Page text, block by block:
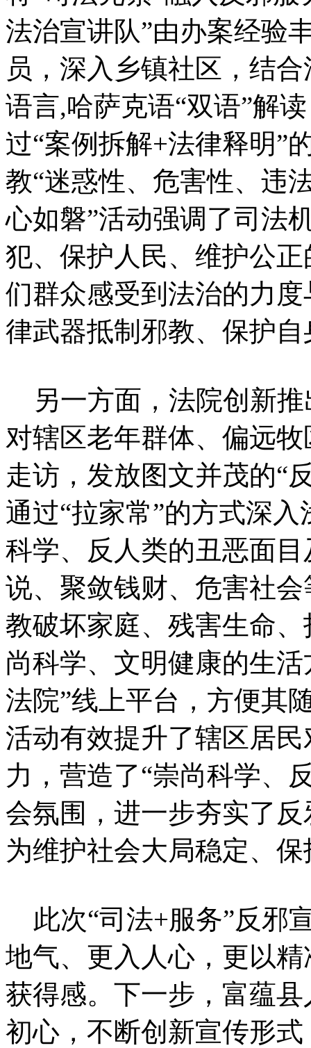
法治宣讲队”由办案经验
员，深入乡镇社区，结
语言,哈萨克语“双语”解
过“案例拆解+法律释明”
教“迷惑性、危害性、违
心如磐”活动强调了司法
犯、保护人民、维护公
们群众感受到法治的力
律武器抵制邪教、保护
另一方面，法院创新推
对辖区老年群体、偏远
走访，发放图文并茂的“
通过“拉家常”的方式深
科学、反人类的丑恶面
说、聚敛钱财、危害社
教破坏家庭、残害生命
尚科学、文明健康的生
法院”线上平台，方便其
活动有效提升了辖区居
力，营造了“崇尚科学、
会氛围，进一步夯实了
为维护社会大局稳定、
此次“司法+服务”反邪
地气、更入人心，更以
获得感。下一步，富蕴
初心，不断创新宣传形